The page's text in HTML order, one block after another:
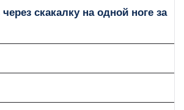
скакалку на одной ноге за